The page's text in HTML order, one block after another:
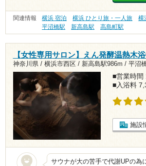
関連情報 横浜 宿泊 横浜 ひとり旅・一人旅 横
平沼橋駅
新高島駅 高島町駅
【女性専用サロン】えん発酵温熱木
神奈川県 / 横浜市西区 / 新高島駅986m / 平沼
■営業時間
■入浴料
施設
サウナが大の苦手で代謝UPの為